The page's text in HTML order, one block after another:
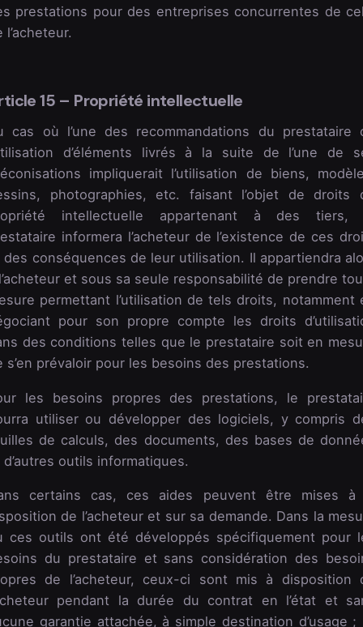
prestations pour des entreprises concurrentes de
l’acheteur.
15 – Propriété intellectuelle
cas où l’une des recommandations du prestataire
d’éléments livrés à la suite de l’une de
impliquerait l’utilisation de biens,
photographies, etc. faisant l’objet de droits
intellectuelle appartenant à des tiers,
informera l’acheteur de l’existence de ces
des conséquences de leur utilisation. Il appartiendra
et sous sa seule responsabilité de prendre
permettant l’utilisation de tels droits, notamment
pour son propre compte les droits
des conditions telles que le prestataire soit en
s’en prévaloir pour les besoins des prestations.
les besoins propres des prestations, le
utiliser ou développer des logiciels, y compris
de calculs, des documents, des bases de
outils informatiques.
certains cas, ces aides peuvent être mises à
de l’acheteur et sur sa demande. Dans la
ces outils ont été développés spécifiquement pour
du prestataire et sans considération des
de l’acheteur, ceux-ci sont mis à disposition
pendant la durée du contrat en l’état et
garantie attachée, à simple destination d’usage ;